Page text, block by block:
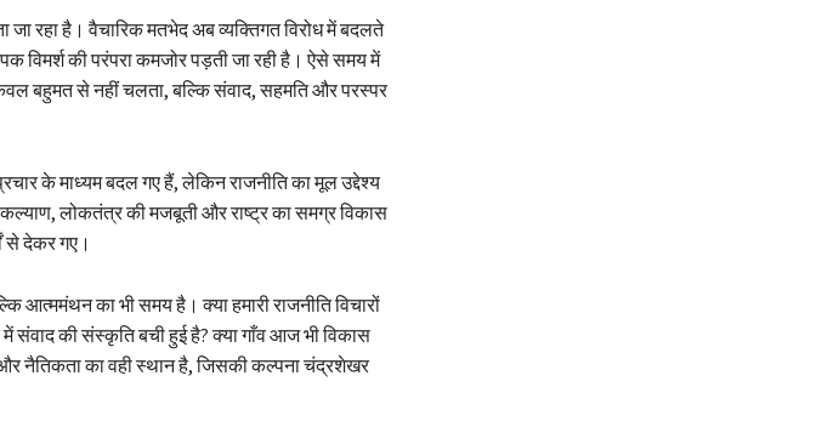
रहा है। वैचारिक मतभेद अब व्यक्तिगत विरोध में बदलते
विमर्श की परंपरा कमजोर पड़ती जा रही है। ऐसे समय में
बहुमत से नहीं चलता, बल्कि संवाद, सहमति और परस्पर
के माध्यम बदल गए हैं, लेकिन राजनीति का मूल उद्देश्य
लोकतंत्र की मजबूती और राष्ट्र का समग्र विकास
से देकर गए।
आत्ममंथन का भी समय है। क्या हमारी राजनीति विचारों
संवाद की संस्कृति बची हुई है? क्या गाँव आज भी विकास
नैतिकता का वही स्थान है, जिसकी कल्पना चंद्रशेखर